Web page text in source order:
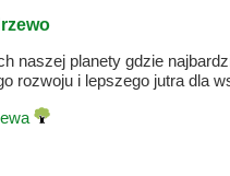
planety gdzie
rozwoju i lepszego jutra dla